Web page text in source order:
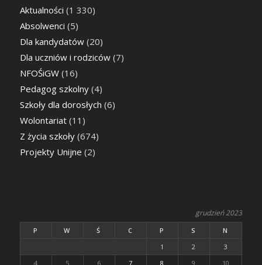
Aktualności (1 330)
Absolwenci (5)
Dla kandydatów(20)
Dla uczniów i rodziców(7)
NFOŚiGW(16)
Pedagog szkolny(4)
Szkoły dla dorosłych (6)
Wolontariat(11)
Z życia szkoły(674)
Projekty Unijne (2)
grudzień 2023
P W Ś C P S
N
1
2
3
4
5 6 7 8 9 10